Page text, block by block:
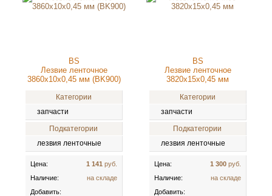
BS
Лезвие ленточное
3860x10x0,45 мм (BK900)
Категории
запчасти
Подкатегории
лезвия ленточные
Цена: 1 141 руб.
Наличие:
на складе
Добавить:
BS
Лезвие ленточное
3820x15x0,45 мм
Категории
запчасти
Подкатегории
лезвия ленточные
Цена: 1 300руб.
Наличие:
на складе
Добавить: